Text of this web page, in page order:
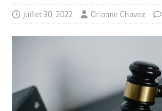
juillet 30, 2022 Orianne Chavez